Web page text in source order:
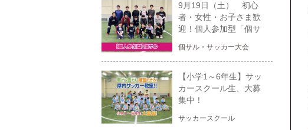
9月19日（土） 初心
者・女性・お子さま歓
迎！個人参加型「個サ
個サル・サッカー大会
【小学1～6年生】サッ
カースクール生、大募
集中！
サッカースクール